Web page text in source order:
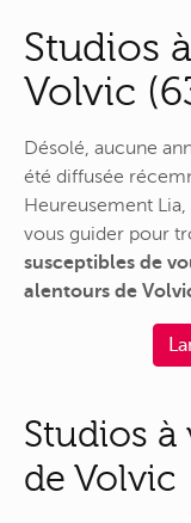
Studios
Volvic
Désolé, aucune
été diffusée
Heureusement
vous guider pour
susceptibles de
alentours de
Studios
de Volvic